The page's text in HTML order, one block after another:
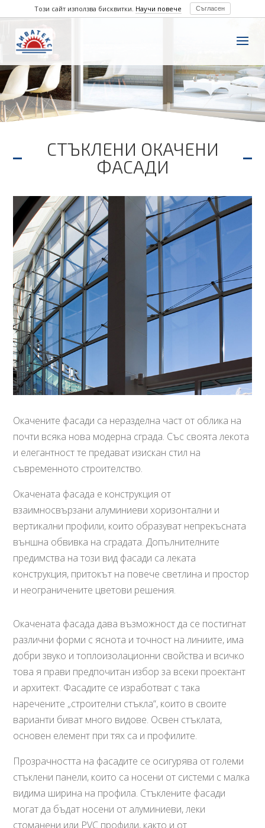
СТЪКЛЕНИ ОКАЧЕНИ
ФАСАДИ
Окачените фасади са неразделна част от облика на
почти всяка нова модерна сграда. Със своята лекота
и елегантност те предават изискан стил на
съвременното строителство.
Окачената фасада е конструкция от
взаимносвързани алуминиеви хоризонтални и
вертикални профили, които образуват непрекъсната
външна обвивка на сградата. Допълнителните
предимства на този вид фасади са леката
конструкция, притокът на повече светлина и простор
и неограничените цветови решения.
Окачената фасада дава възможност да се постигнат
различни форми с яснота и точност на линиите, има
добри звуко и топлоизолационни свойства и всичко
това я прави предпочитан избор за всеки проектант
и архитект. Фасадите се изработват с така
наречените „строителни стъкла“, които в своите
варианти биват много видове. Освен стъклата,
основен елемент при тях са и профилите.
Прозрачността на фасадите се осигурява от големи
стъклени панели, които са носени от системи с малка
видима ширина на профила. Стъклените фасади
могат да бъдат носени от алуминиеви, леки
стоманени или PVC профили, както и от
Този сайт използва бисквитки. Научи повече Съгласен